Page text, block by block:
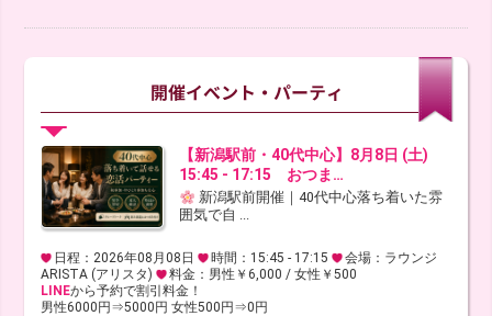
【新潟駅前・40代中心】8月8日 (土)
15:45 - 17:15 おつま…
新潟駅前開催｜40代中心落ち着いた雰
囲気で自 ...
日程：2026年08月08日 時間：15:45 - 17:15
会場：ラウンジ
ARISTA (アリスタ)
料金：男性￥6,000 / 女性￥500
LINEから予約で割引料金！
男性6000円⇒5000円 女性500円⇒0円